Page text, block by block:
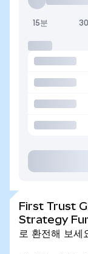
15분
First Trust
Strategy
로 환전해 보세